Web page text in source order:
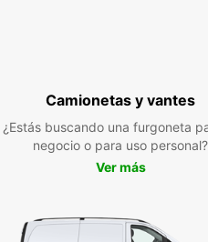
Con
Camionetas y vantes
¿Estás buscando una furgoneta
negocio o para uso personal?
Ver más